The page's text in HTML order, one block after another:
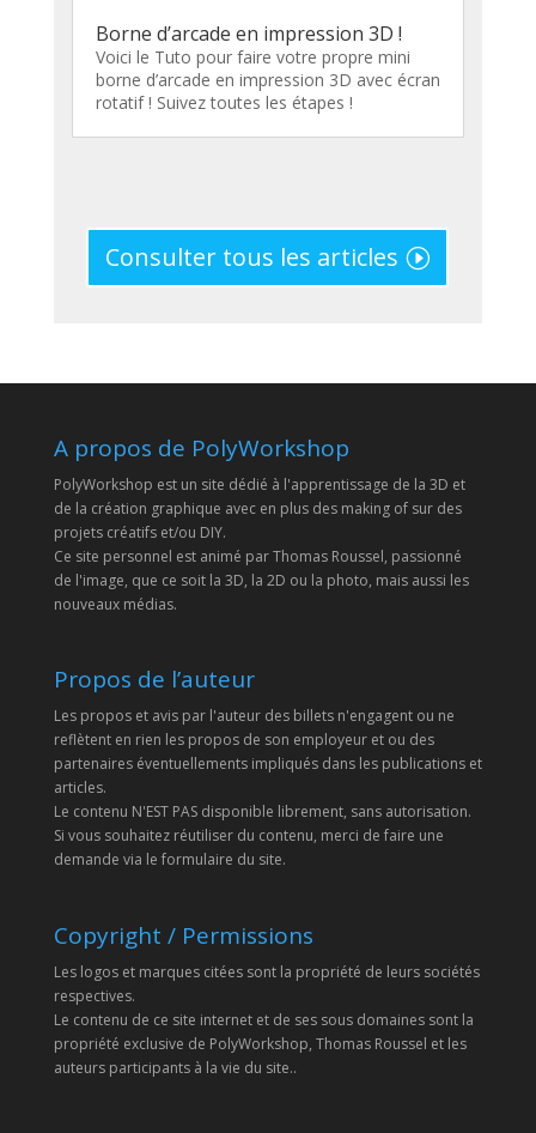
Borne d’arcade en impression 3D !
Voici le Tuto pour faire votre propre mini
borne d’arcade en impression 3D avec écran
rotatif ! Suivez toutes les étapes !
Consulter tous les articles
A propos de PolyWorkshop
PolyWorkshop est un site dédié à l'apprentissage de la 3D et
de la création graphique avec en plus des making of sur des
projets créatifs et/ou DIY.
Ce site personnel est animé par Thomas Roussel, passionné
de l'image, que ce soit la 3D, la 2D ou la photo, mais aussi les
nouveaux médias.
Propos de l’auteur
Les propos et avis par l'auteur des billets n'engagent ou ne
reflètent en rien les propos de son employeur et ou des
partenaires éventuellements impliqués dans les publications et
articles.
Le contenu N'EST PAS disponible librement, sans autorisation.
Si vous souhaitez réutiliser du contenu, merci de faire une
demande via le formulaire du site.
Copyright / Permissions
Les logos et marques citées sont la propriété de leurs sociétés
respectives.
Le contenu de ce site internet et de ses sous domaines sont la
propriété exclusive de PolyWorkshop, Thomas Roussel et les
auteurs participants à la vie du site..